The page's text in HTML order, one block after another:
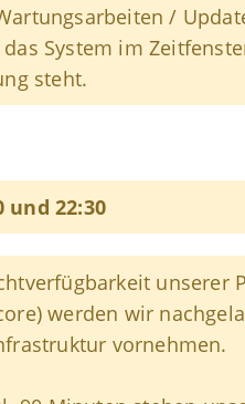
/
System im
steht.
und 22:30
unserer
werden wir
vornehmen.